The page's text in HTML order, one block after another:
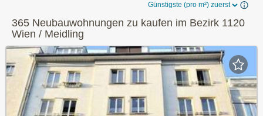
Günstigste (pro m²) zuerst
365 Neubauwohnungen zu kaufen im Bezirk 1120
Wien / Meidling